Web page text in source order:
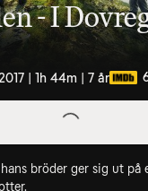
- I
| 1h 44m | 7 år
hans bröder ger sig ut